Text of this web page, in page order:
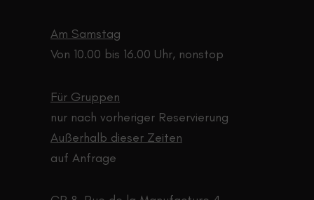
Am Samstag
Von 10.00 bis 16.00 Uhr, nonstop
Für Gruppen
nur nach vorheriger Reservierung
Außerhalb dieser Zeiten
auf Anfrage